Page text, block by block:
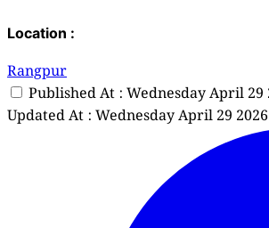
Location :
Rangpur
Published At : Wednesday April 29
Updated At : Wednesday April 29